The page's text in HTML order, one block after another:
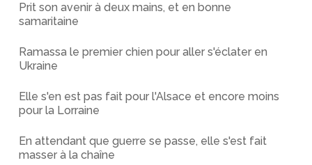
Prit son avenir à deux mains, et en bonne
samaritaine
Ramassa le premier chien pour aller s'éclater en
Ukraine
Elle s'en est pas fait pour l'Alsace et encore moins
pour la Lorraine
En attendant que guerre se passe, elle s'est fait
masser à la chaîne